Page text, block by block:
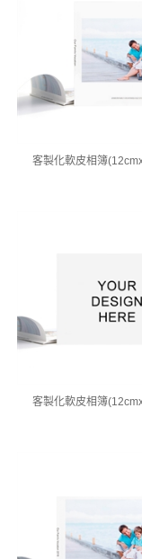
客製化軟皮相簿
客製化軟皮相簿